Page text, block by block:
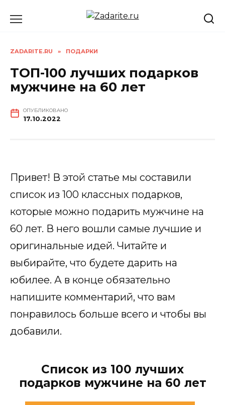
ZADARITE.RU » ПОДАРКИ
ТОП-100 лучших подарков
мужчине на 60 лет
ОПУБЛИКОВАНО
17.10.2022
Привет! В этой статье мы составили
список из 100 классных подарков,
которые можно подарить мужчине на
60 лет. В него вошли самые лучшие и
оригинальные идей. Читайте и
выбирайте, что будете дарить на
юбилее. А в конце обязательно
напишите комментарий, что вам
понравилось больше всего и чтобы вы
добавили.
Список из 100 лучших
подарков мужчине на 60 лет